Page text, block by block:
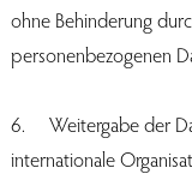
ohne Behinderung
personenbezogenen
6. Weitergabe der
internationale